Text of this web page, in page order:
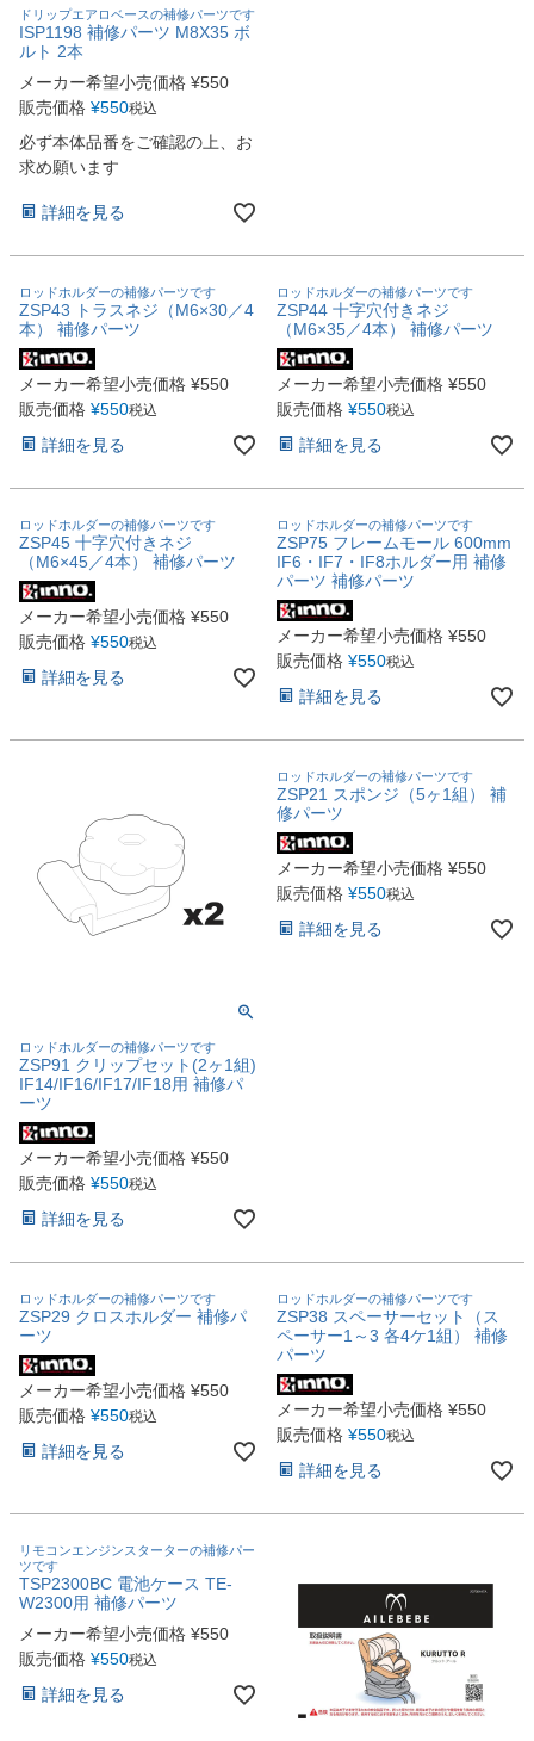
ドリップエアロベースの補修パーツです
ISP1198 補修パーツ M8X35 ボ
ルト 2本
メーカー希望小売価格 ¥550
販売価格 ¥550税込
必ず本体品番をご確認の上、お
求め願います
詳細を見る
ロッドホルダーの補修パーツです
ZSP43 トラスネジ（M6×30／4
本） 補修パーツ
メーカー希望小売価格 ¥550
販売価格 ¥550税込
詳細を見る
ロッドホルダーの補修パーツです
ZSP44 十字穴付きネジ
（M6×35／4本） 補修パーツ
メーカー希望小売価格 ¥550
販売価格 ¥550税込
詳細を見る
ロッドホルダーの補修パーツです
ZSP45 十字穴付きネジ
（M6×45／4本） 補修パーツ
メーカー希望小売価格 ¥550
販売価格 ¥550税込
詳細を見る
ロッドホルダーの補修パーツです
ZSP75 フレームモール 600mm
IF6・IF7・IF8ホルダー用 補修
パーツ 補修パーツ
メーカー希望小売価格 ¥550
販売価格 ¥550税込
詳細を見る
ロッドホルダーの補修パーツです
ZSP91 クリップセット(2ヶ1組)
IF14/IF16/IF17/IF18用 補修パ
ーツ
メーカー希望小売価格 ¥550
販売価格 ¥550税込
詳細を見る
ロッドホルダーの補修パーツです
ZSP21 スポンジ（5ヶ1組） 補
修パーツ
メーカー希望小売価格 ¥550
販売価格 ¥550税込
詳細を見る
ロッドホルダーの補修パーツです
ZSP29 クロスホルダー 補修パ
ーツ
メーカー希望小売価格 ¥550
販売価格 ¥550税込
詳細を見る
ロッドホルダーの補修パーツです
ZSP38 スペーサーセット（ス
ペーサー1～3 各4ケ1組） 補修
パーツ
メーカー希望小売価格 ¥550
販売価格 ¥550税込
詳細を見る
リモコンエンジンスターターの補修パー
ツです
TSP2300BC 電池ケース TE-
W2300用 補修パーツ
メーカー希望小売価格 ¥550
販売価格 ¥550税込
詳細を見る